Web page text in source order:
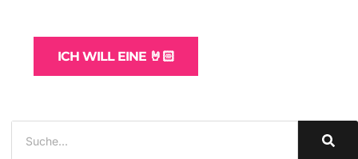
ICH WILL EINE 🤘🏻